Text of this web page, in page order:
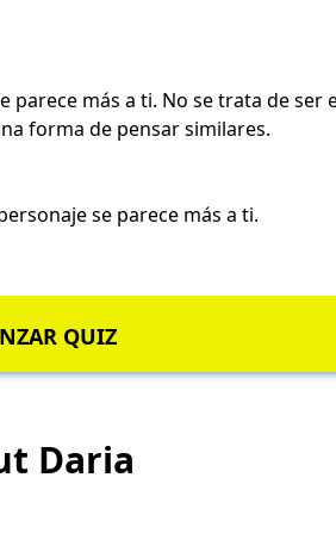
parece más a ti. No se trata de ser
forma de pensar similares.
se parece más a ti.
QUIZ
Daria